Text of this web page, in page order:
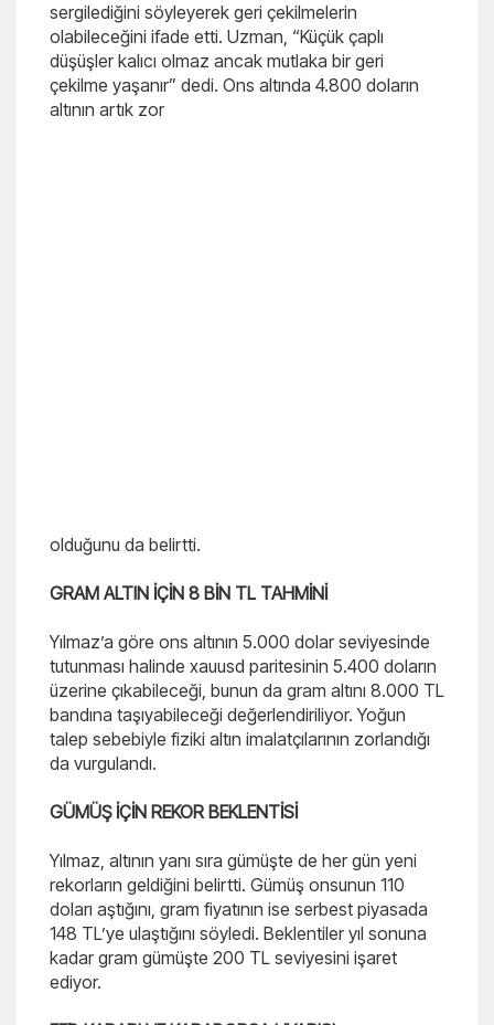
sergilediğini söyleyerek geri çekilmelerin
olabileceğini ifade etti. Uzman, “Küçük çaplı
düşüşler kalıcı olmaz ancak mutlaka bir geri
çekilme yaşanır” dedi. Ons altında 4.800 doların
altının artık zor
olduğunu da belirtti.
GRAM ALTIN İÇİN 8 BİN TL TAHMİNİ
Yılmaz’a göre ons altının 5.000 dolar seviyesinde
tutunması halinde xauusd paritesinin 5.400 doların
üzerine çıkabileceği, bunun da gram altını 8.000 TL
bandına taşıyabileceği değerlendiriliyor. Yoğun
talep sebebiyle fiziki altın imalatçılarının zorlandığı
da vurgulandı.
GÜMÜŞ İÇİN REKOR BEKLENTİSİ
Yılmaz, altının yanı sıra gümüşte de her gün yeni
rekorların geldiğini belirtti. Gümüş onsunun 110
doları aştığını, gram fiyatının ise serbest piyasada
148 TL’ye ulaştığını söyledi. Beklentiler yıl sonuna
kadar gram gümüşte 200 TL seviyesini işaret
ediyor.